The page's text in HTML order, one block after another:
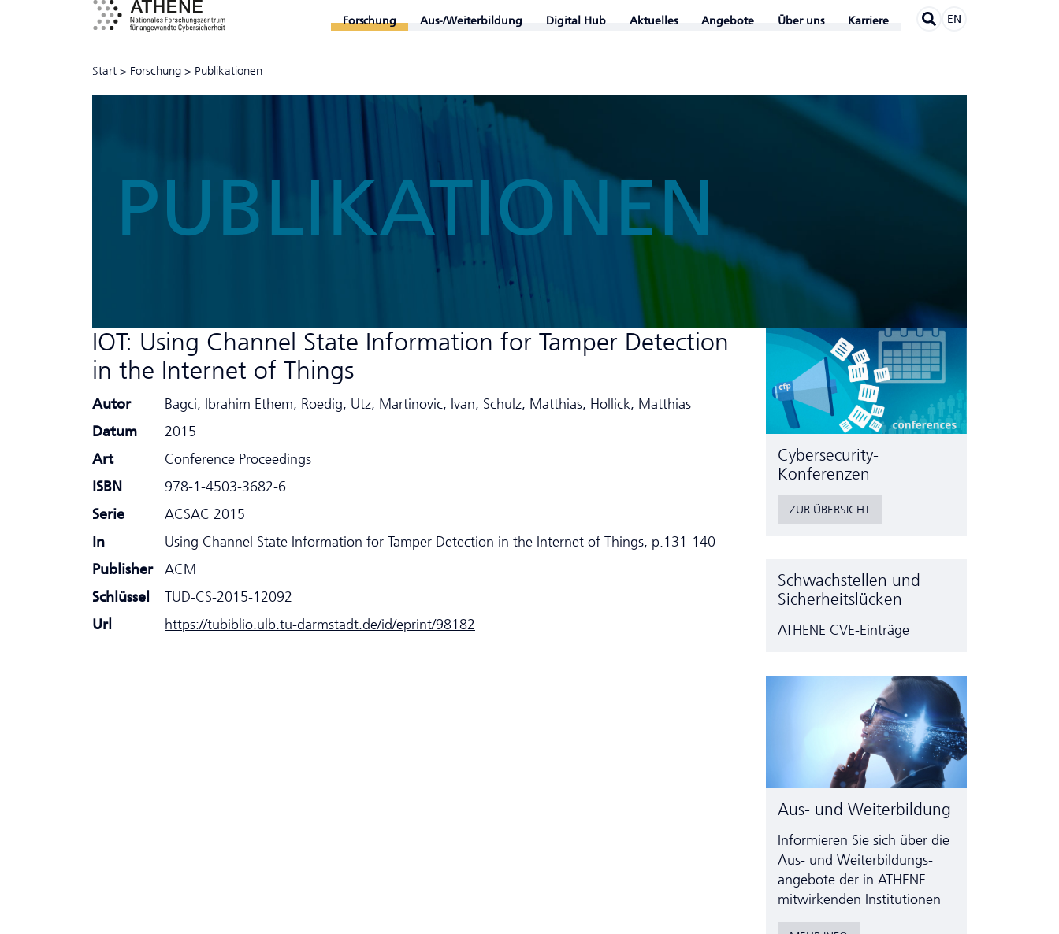
Forschung Aus-/Weiterbildung Digital Hub Aktuelles Angebote Über uns Karriere EN
Start > Forschung > Publikationen
PUBLIKATIONEN
IOT: Using Channel State Information for Tamper Detection
in the Internet of Things
Autor
Bagci, Ibrahim Ethem; Roedig, Utz; Martinovic, Ivan; Schulz, Matthias; Hollick, Matthias
Datum
2015
Art
Conference Proceedings
ISBN
978-1-4503-3682-6
Serie
ACSAC 2015
In
Using Channel State Information for Tamper Detection in the Internet of Things, p.131-140
Publisher
ACM
Schlüssel
TUD-CS-2015-12092
Url
https://tubiblio.ulb.tu-darmstadt.de/id/eprint/98182
Cyber­security-
Konferenzen
ZUR ÜBERSICHT
Schwachstellen und
Sicherheitslücken
ATHENE CVE-Einträge
Aus- und Weiterbildung
Informieren Sie sich über die
Aus- und Weiter­bildungs­
angebote der in ATHENE
mitwirkenden Institutionen